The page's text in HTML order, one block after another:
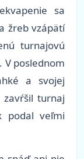
sa
žreb vzápätí
turnajovú
V poslednom
a svojej
turnaj
podal veľmi